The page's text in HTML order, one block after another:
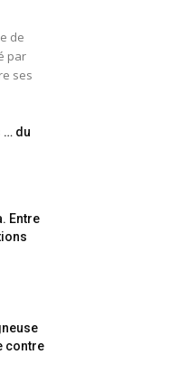
de
par
ses
… du
Entre
contre